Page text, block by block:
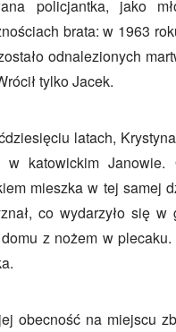
policjantka, jako
brata: w 1963
odnalezionych
tylko Jacek.
latach,
w katowickim
mieszka w tej samej
co wydarzyło się
z nożem w
obecność na miejscu